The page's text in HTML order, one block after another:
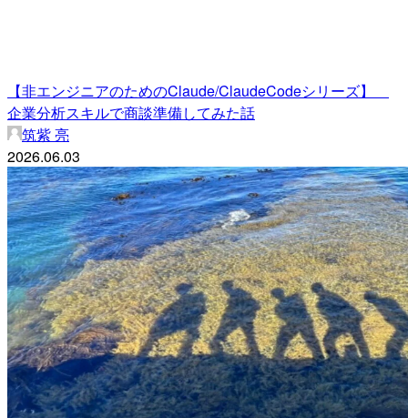
【非エンジニアのためのClaude/ClaudeCodeシリーズ】
企業分析スキルで商談準備してみた話
筑紫 亮
2026.06.03